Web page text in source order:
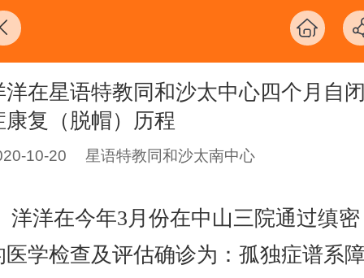
洋在星语特教同和沙太中心四个月自闭
康复（脱帽）历程
10-20 星语特教同和沙太南中心
洋洋在今年3月份在中山三院通过缜密
医学检查及评估确诊为：孤独症谱系障